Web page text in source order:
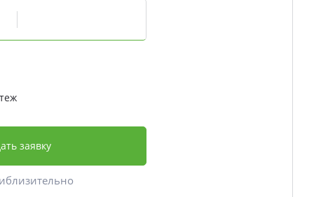
заявку